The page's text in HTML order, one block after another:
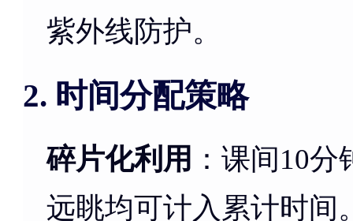
紫外线防护。
2. 时间分配策略
碎片化利用 ：课间10
远眺均可计入累计时间